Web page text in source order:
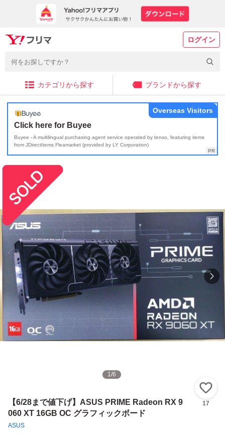
ログイン
カテゴリから探す ブランドから探す
Click here for Buyee
Buyee - A multilingual purchasing agent service operated by tenso, featuring items
from JDirectItems Fleamarket (provided by LY Corporation)
Overseas Visitors
1/6
【6/28まで値下げ】ASUS PRIME Radeon RX 9
060 XT 16GB OC グラフィックボード
ASUS
17